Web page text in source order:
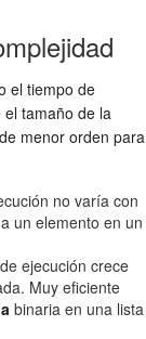
el tiempo de
tamaño de la
menor orden para
no varía con
un elemento en un
ejecución crece
Muy eficiente
binaria en una lista